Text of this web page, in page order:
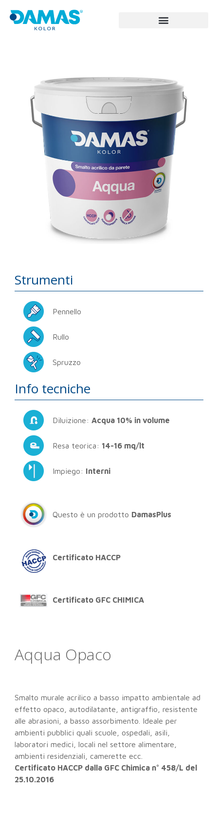
Strumenti
Pennello
Rullo
Spruzzo
Info tecniche
Diluizione: Acqua 10% in volume
Resa teorica: 14-16 mq/lt
Impiego: Interni
Questo è un prodotto DamasPlus
Certificato HACCP
Certificato GFC CHIMICA
Aqqua Opaco
Smalto murale acrilico a basso impatto ambientale ad
effetto opaco, autodilatante, antigraffio, resistente
alle abrasioni, a basso assorbimento. Ideale per
ambienti pubblici quali scuole, ospedali, asili,
laboratori medici, locali nel settore alimentare,
ambienti residenziali, camerette ecc.
Certificato HACCP dalla GFC Chimica n° 458/L del
25.10.2016